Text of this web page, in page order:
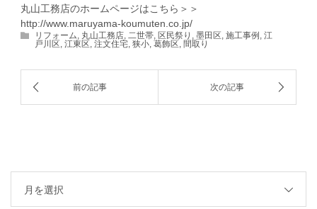
丸山工務店のホームページはこちら＞＞
http://www.maruyama-koumuten.co.jp/
リフォーム, 丸山工務店, 二世帯, 区民祭り , 墨田区, 施工事例, 江
戸川区, 江東区, 注文住宅, 狭小, 葛飾区, 間取り
月を選択